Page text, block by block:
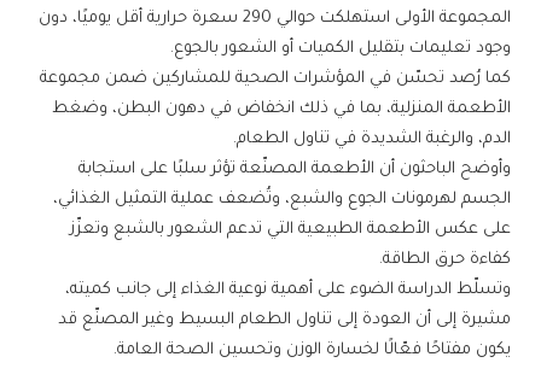
المجموعة الأولى استهلكت حوالي 290 سعرة حرارية أقل يوميًا، دون
وجود تعليمات بتقليل الكميات أو الشعور بالجوع.
كما رُصد تحسّن في المؤشرات الصحية للمشاركين ضمن مجموعة
الأطعمة المنزلية، بما في ذلك انخفاض في دهون البطن، وضغط
الدم، والرغبة الشديدة في تناول الطعام.
وأوضح الباحثون أن الأطعمة المصنّعة تؤثر سلبًا على استجابة
الجسم لهرمونات الجوع والشبع، وتُضعف عملية التمثيل الغذائي،
على عكس الأطعمة الطبيعية التي تدعم الشعور بالشبع وتعزّز
كفاءة حرق الطاقة.
وتسلّط الدراسة الضوء على أهمية نوعية الغذاء إلى جانب كميته،
مشيرة إلى أن العودة إلى تناول الطعام البسيط وغير المصنّع قد
يكون مفتاحًا فعّالًا لخسارة الوزن وتحسين الصحة العامة.